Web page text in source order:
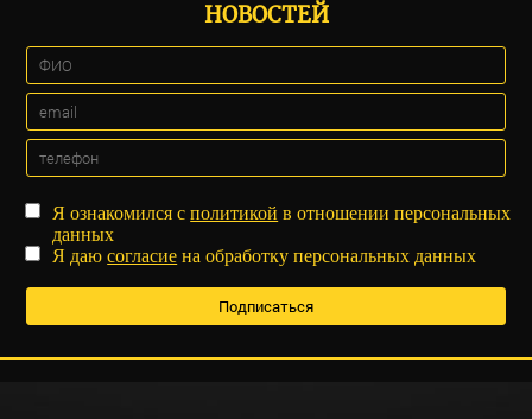
НОВОСТЕЙ
Я ознакомился сполитикой в отношении персональных
данных
Я даюсогласие на обработку персональных данных